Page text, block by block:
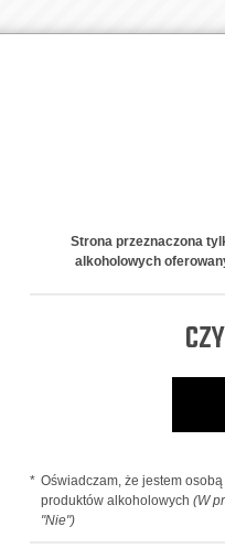
Konesera"
Strona przeznaczona
alkoholowych
Oświadczam, że jestem
produktów alkoholowych (W
"Nie")